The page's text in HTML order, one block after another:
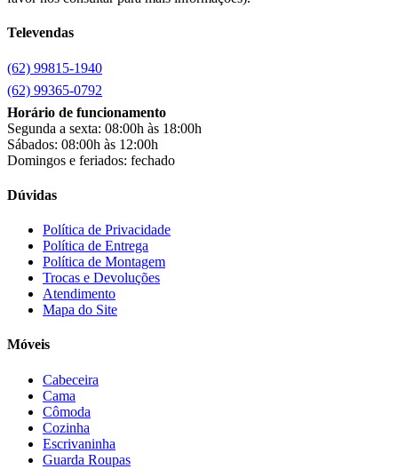
Televendas
(62) 99815-1940
(62) 99365-0792
Horário de funcionamento
Segunda a sexta: 08:00h às 18:00h
Sábados: 08:00h às 12:00h
Domingos e feriados: fechado
Dúvidas
Política de Privacidade
Política de Entrega
Política de Montagem
Trocas e Devoluções
Atendimento
Mapa do Site
Móveis
Cabeceira
Cama
Cômoda
Cozinha
Escrivaninha
Guarda Roupas